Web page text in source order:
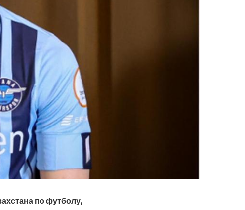
по футболу,